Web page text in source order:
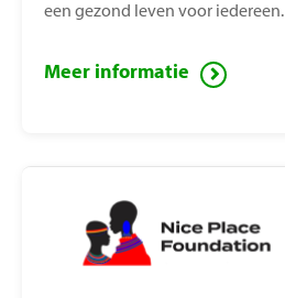
een gezond leven voor iedereen.
Meer informatie